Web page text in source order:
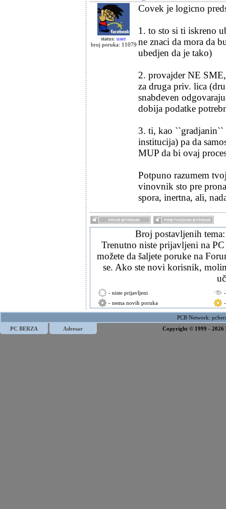
status: user
broj poruka: 11079
Covek je logicno
1. to sto si ti iskreno
ne znaci da mora da
ubedjen da je tako)
2. provajder NE
za druga priv. lica
snabdeven
dobija podatke
3. ti, kao
institucija) pa da
MUP da bi ovaj
Potpuno razumem
vinovnik sto pre
spora, inertna, ali,
Broj postavljenih
Trenutno niste prijavljeni na
možete da šaljete poruke na
se. Ako ste novi korisnik,
- niste prijavljeni
- nema novih poruka
PCB Network:
PC BERZA
Adresar Copyright © 1999 -